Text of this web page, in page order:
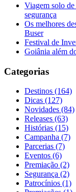
Viagem solo
segurança
Os melhores
Buser
Festival de
Goiânia além
Categorias
Destinos (164)
Dicas (127)
Novidades (84)
Releases (63)
Histórias (15)
Campanha (7)
Parcerias (7)
Eventos (6)
Premiação (2)
Segurança (2)
Patrocínios (1)